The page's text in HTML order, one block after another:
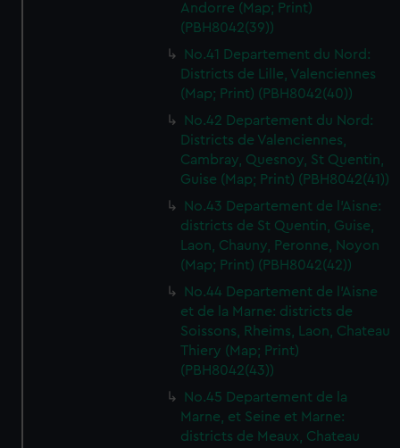
Andorre (Map; Print)
(PBH8042(39))
No.41 Departement du Nord:
Districts de Lille, Valenciennes
(Map; Print) (PBH8042(40))
No.42 Departement du Nord:
Districts de Valenciennes,
Cambray, Quesnoy, St Quentin,
Guise (Map; Print) (PBH8042(41))
No.43 Departement de l'Aisne:
districts de St Quentin, Guise,
Laon, Chauny, Peronne, Noyon
(Map; Print) (PBH8042(42))
No.44 Departement de l'Aisne
et de la Marne: districts de
Soissons, Rheims, Laon, Chateau
Thiery (Map; Print)
(PBH8042(43))
No.45 Departement de la
Marne, et Seine et Marne:
districts de Meaux, Chateau